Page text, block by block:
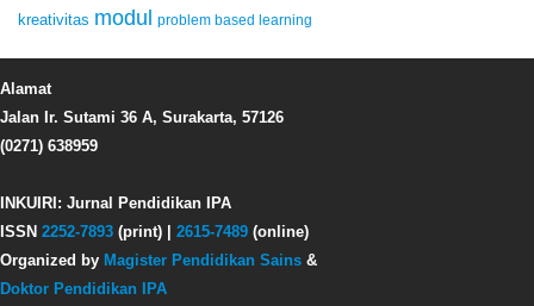
kreativitas modul problem based learning
Alamat
Jalan Ir. Sutami 36 A, Surakarta, 57126
(0271) 638959
INKUIRI: Jurnal Pendidikan IPA
ISSN 2252-7893 (print) | 2615-7489 (online)
Organized by Magister Pendidikan Sains &
Doktor Pendidikan IPA